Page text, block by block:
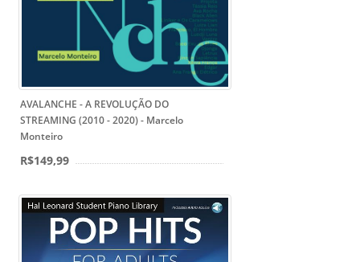
AVALANCHE - A REVOLUÇÃO DO
STREAMING (2010 - 2020) - Marcelo
Monteiro
R$149,99